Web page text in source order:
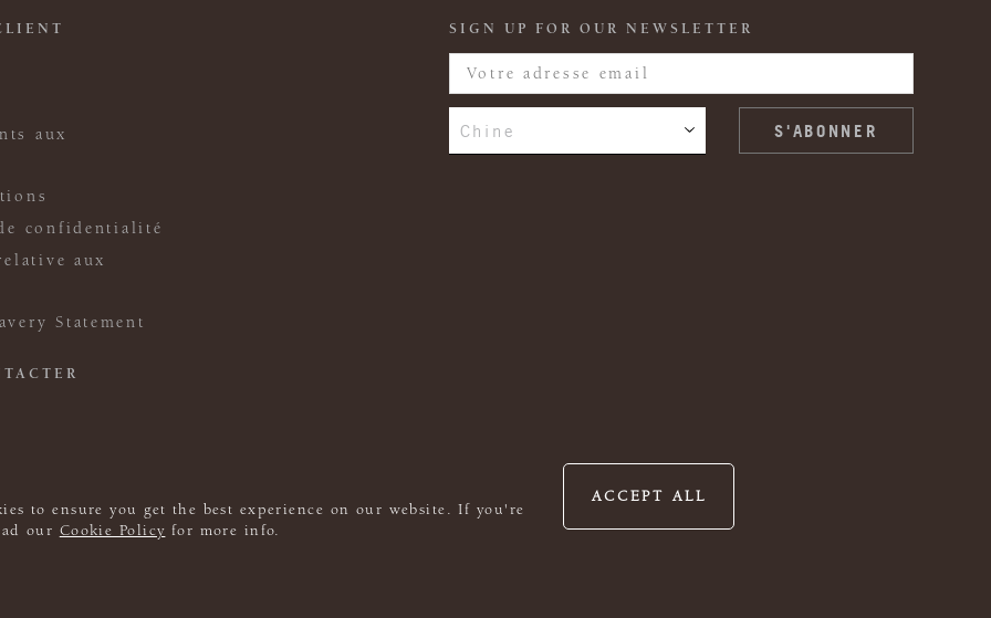
to ensure you get the best experience on our website. If you're
our Cookie Policy for more info.
ACCEPT ALL
aux
confidentialité
aux
Statement
SIGN UP FOR OUR NEWSLETTER
Chine